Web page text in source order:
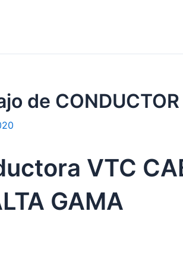
de
VTC
GAMA